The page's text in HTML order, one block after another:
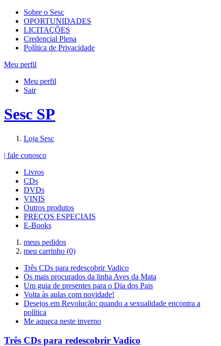
Sobre o Sesc
OPORTUNIDADES
LICITAÇÕES
Credencial Plena
Política de Privacidade
Meu perfil
Meu perfil
Sair
Sesc SP
Loja Sesc
| fale conosco
Livros
CDs
DVDs
VINIS
Outros produtos
PREÇOS ESPECIAIS
E-Books
meus pedidos
meu carrinho (0)
Três CDs para redescobrir Vadico
Os mais procurados da linha Aves da Mata
Um guia de presentes para o Dia dos Pais
Volta às aulas com novidade!
Desejos em Revolução: quando a sexualidade encontra a
política
Me aqueça neste inverno
Três CDs para redescobrir Vadico